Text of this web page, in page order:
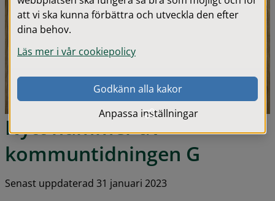
Nytt nummer av
kommuntidningen G
Senast uppdaterad 31 januari 2023
att vi ska kunna förbättra och utveckla den efter
dina behov.
Läs mer i vår cookiepolicy
Godkänn alla kakor
Anpassa inställningar